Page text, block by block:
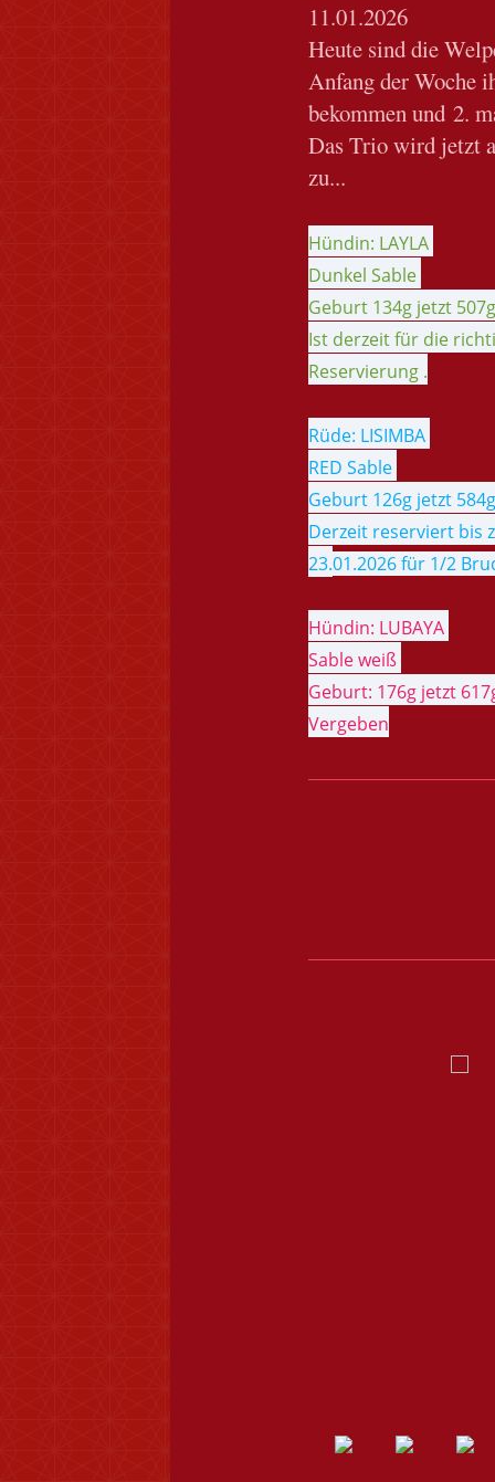
11.01.2026
Heute sind die
Anfang der Woche
bekommen und2.
Das Trio wird jetzt
zu...
Hündin: LAYLA
Dunkel Sable
Geburt 134g jetzt
Ist derzeit für die
Reservierung .
Rüde: LISIMBA
RED Sable
Geburt 126g jetzt
Derzeit reserviert bis
23.01.2026 für 1/2
Hündin: LUBAYA
Sable weiß
Geburt: 176g jetzt
Vergeben